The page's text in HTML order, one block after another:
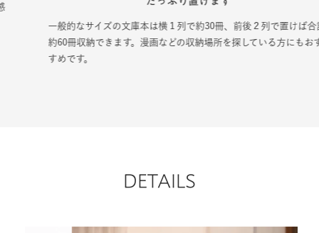
一般的なサイズの文庫本は横１列で約30冊、前後２列で置けば合計
約60冊収納できます。漫画などの収納場所を探している方にもおす
すめです。
DETAILS